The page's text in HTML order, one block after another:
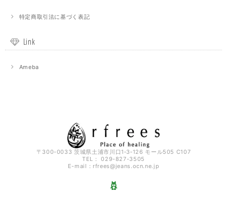
特定商取引法に基づく表記
Link
Ameba
〒300-0033 茨城県土浦市川口1‐3‐126 モール505 C107
TEL： 029-827-3505
E-mail： rfrees@jeans.ocn.ne.jp